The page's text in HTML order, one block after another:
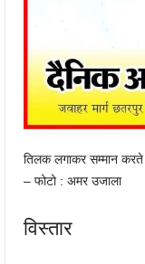
तिलक लगाकर सम्मान करते
– फोटो : अमर उजाला
विस्तार